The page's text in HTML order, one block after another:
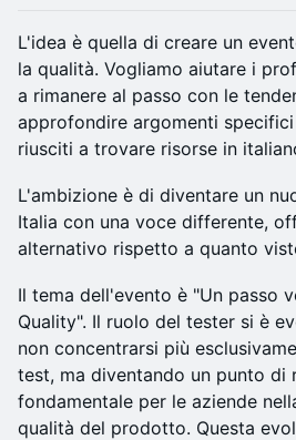
L'idea è quella di creare un
la qualità. Vogliamo aiutare i
a rimanere al passo con le
approfondire argomenti
riusciti a trovare risorse in
L'ambizione è di diventare un
Italia con una voce differente,
alternativo rispetto a quanto
Il tema dell'evento è "Un passo
Quality". Il ruolo del tester si è
non concentrarsi più
test, ma diventando un punto di
fondamentale per le aziende
qualità del prodotto. Questa